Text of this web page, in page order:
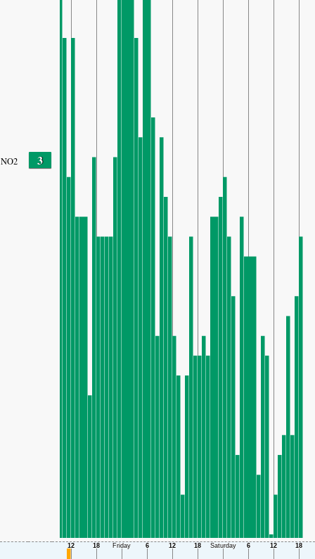
NO2 3